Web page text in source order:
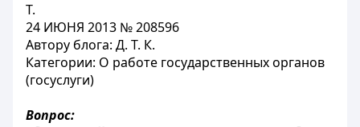
Т.
24 ИЮНЯ 2013 № 208596
Автору блога: Д. Т. К.
Категории: О работе государственных органов
(госуслуги)
Вопрос: